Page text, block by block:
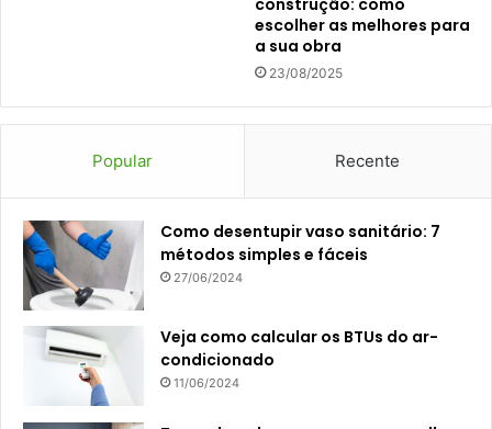
escolher as melhores para
a sua obra
23/08/2025
Popular Recente
Como desentupir vaso sanitário: 7
métodos simples e fáceis
27/06/2024
Veja como calcular os BTUs do ar-
condicionado
11/06/2024